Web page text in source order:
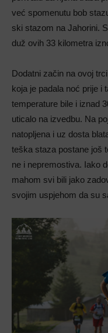
već spomenutu bob
ski stazom na Jahorini.
duž ovih 33 kilometra
Dodatni začin na ovoj
koja je padala noć prije i
temperature bile i iznad
uticalo na izvedbu. Na
natopljena i uz dosta
teška staza postane još
ne i nepremostiva. Iako
mahom svi bili jako
svojim uspjehom da su